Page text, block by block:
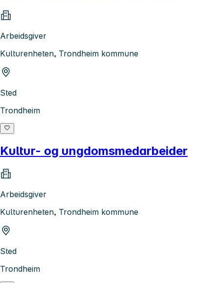
Arbeidsgiver
Kulturenheten, Trondheim kommune
Sted
Trondheim
Kultur- og ungdomsmedarbeider
Arbeidsgiver
Kulturenheten, Trondheim kommune
Sted
Trondheim